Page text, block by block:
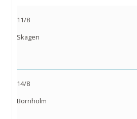
11/8
Skagen
14/8
Bornholm